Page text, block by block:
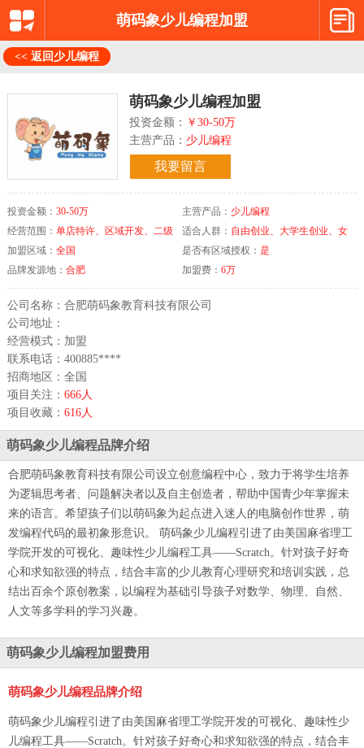
萌码象少儿编程加盟
<< 返回少儿编程
萌码象少儿编程加盟
投资金额： ￥30-50万
主营产品： 少儿编程
我要留言
投资金额： 30-50万 主营产品： 少儿编程
经营范围： 单店特许、区域开发、二级
特许
适合人群： 自由创业、大学生创业、女
性投资
加盟区域： 全国 是否有区域授权： 是
品牌发源地： 合肥 加盟费： 6万
公司名称：合肥萌码象教育科技有限公司
公司地址：
经营模式：加盟
联系电话：400885****
招商地区：全国
项目关注： 666人
项目收藏： 616人
萌码象少儿编程品牌介绍
合肥萌码象教育科技有限公司设立创意编程中心，致力于将学生培养
为逻辑思考者、问题解决者以及自主创造者，帮助中国青少年掌握未
来的语言。希望孩子们以萌码象为起点进入迷人的电脑创作世界，萌
发编程代码的最初象形意识。 萌码象少儿编程引进了由美国麻省理工
学院开发的可视化、趣味性少儿编程工具——Scratch。针对孩子好奇
心和求知欲强的特点，结合丰富的少儿教育心理研究和培训实践，总
结出百余个原创教案，以编程为基础引导孩子对数学、物理、自然、
人文等多学科的学习兴趣。
萌码象少儿编程加盟费用
萌码象少儿编程品牌介绍
萌码象少儿编程引进了由美国麻省理工学院开发的可视化、趣味性少
儿编程工具——Scratch。针对孩子好奇心和求知欲强的特点，结合丰